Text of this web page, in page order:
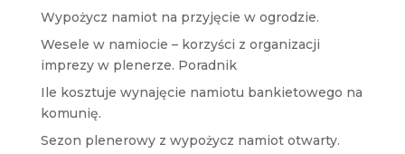
Wypożycz namiot na przyjęcie w ogrodzie.
Wesele w namiocie – korzyści z organizacji
imprezy w plenerze. Poradnik
Ile kosztuje wynajęcie namiotu bankietowego na
komunię.
Sezon plenerowy z wypożycz namiot otwarty.